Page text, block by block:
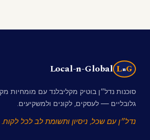
LnG
Local-n-Global
סוכנות נדל״ן בוטיק מקליבלנד עם מומחיות
גלובליים — לעסקים, לקונים ולמשקיעים.
נדל״ן עם שכל, ניסיון ותשומת לב לכל לקוח.